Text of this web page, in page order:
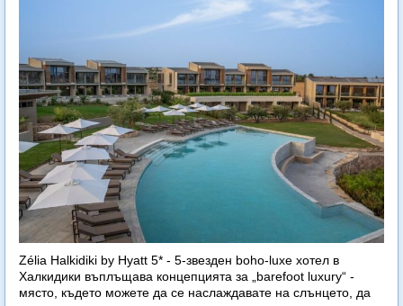
Zélia Halkidiki by Hyatt 5* - 5-звезден boho-luxe хотел в
Халкидики въплъщава концепцията за „barefoot luxury“ -
място, където можете да се наслаждавате на слънцето, да